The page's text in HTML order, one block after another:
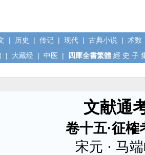
| 历史 | 传记 | 现代 | 古典小说 | 术数
| 大藏经 | 中医 | 四庫全書繁體 經 史 子
文献通
卷十五·征榷
宋元 · 马